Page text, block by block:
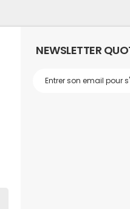
NEWSLETTER